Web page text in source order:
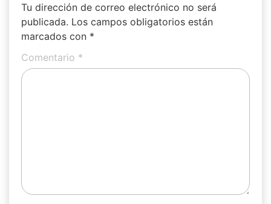
Tu dirección de correo electrónico no será
publicada. Los campos obligatorios están
marcados con *
Comentario *